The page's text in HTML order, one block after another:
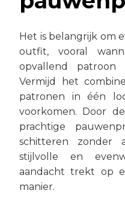
Het is belangrijk om
outfit, vooral
opvallend patroon
Vermijd het
patronen in één
voorkomen. Door
prachtige
schitteren zonder
stijlvolle en
aandacht trekt op
manier.